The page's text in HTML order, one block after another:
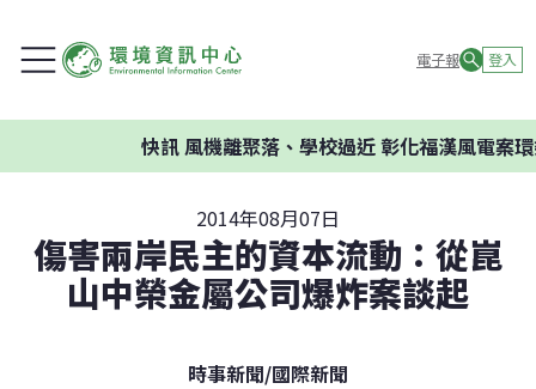
電子報 登入
快訊風機離聚落、學校過近 彰化福漢風電案環委
2014年08月07日
傷害兩岸民主的資本流動：從崑
山中榮金屬公司爆炸案談起
時事新聞/國際新聞